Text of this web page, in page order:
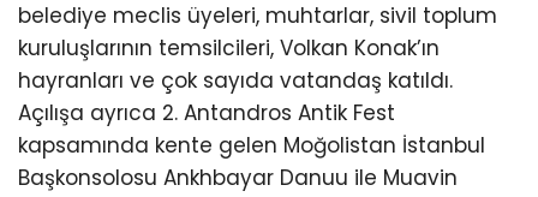
belediye meclis üyeleri, muhtarlar, sivil toplum
kuruluşlarının temsilcileri, Volkan Konak’ın
hayranları ve çok sayıda vatandaş katıldı.
Açılışa ayrıca 2. Antandros Antik Fest
kapsamında kente gelen Moğolistan İstanbul
Başkonsolosu Ankhbayar Danuu ile Muavin